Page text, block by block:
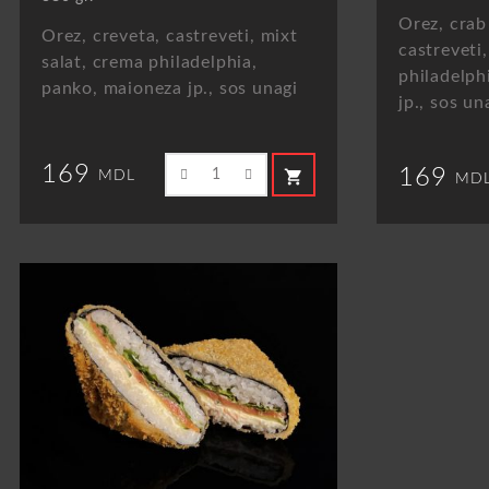
Orez, creveta, castreveti, mixt
salat, crema philadelphia,
panko, maioneza jp., sos unagi
169 MDL shopping_cart
Orez, crab
jp., sos
169 MDL